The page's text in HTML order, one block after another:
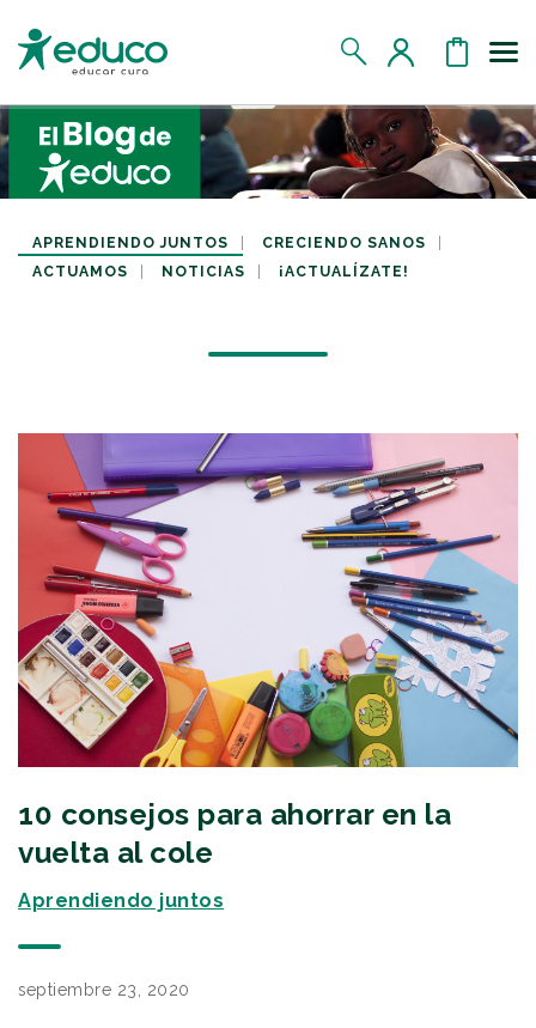
MIS DATOS
MIS APADRINADOS
MIS RETOS SOLIDARIOS
CERRAR SESIÓN
APRENDIENDO JUNTOS
CRECIENDO SANOS
ACTUAMOS
NOTICIAS ¡ACTUALÍZATE!
10 consejos para ahorrar en la
vuelta al cole
Aprendiendo juntos
septiembre 23, 2020